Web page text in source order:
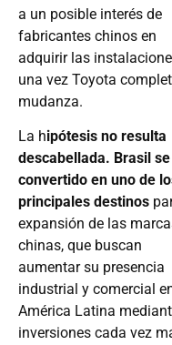
a un posible interés de
fabricantes chinos en
adquirir las
una vez Toyota
mudanza.
La hipótesis no resulta
descabellada. Brasil se
convertido en uno de
principales destinos
expansión de las
chinas, que buscan
aumentar su presencia
industrial y comercial
América Latina
inversiones cada vez